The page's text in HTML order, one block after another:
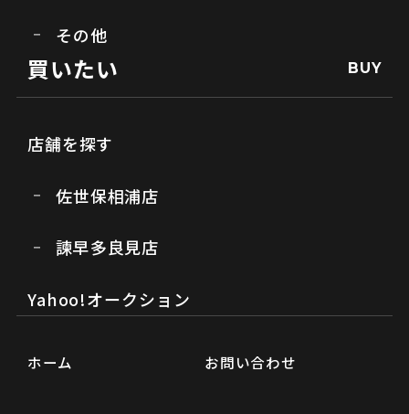
その他
買いたい BUY
店舗を探す
佐世保相浦店
諫早多良見店
Yahoo!オークション
ホーム お問い合わせ